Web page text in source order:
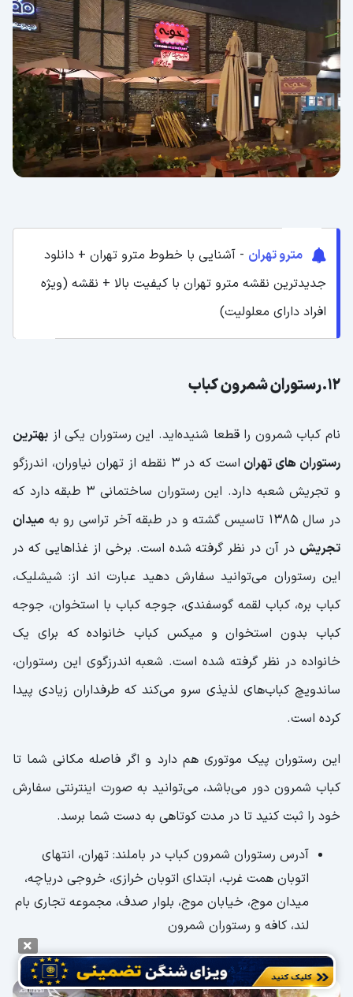
مترو تهران - آشنایی با خطوط مترو تهران + دانلود
جدیدترین نقشه مترو تهران با کیفیت بالا + نقشه (ویژه
افراد دارای معلولیت)
12.رستوران شمرون کباب
نام کباب شمرون را قطعا شنیده‌اید. این رستوران یکی از بهترین
رستوران های تهران
است که در 3 نقطه از تهران نیاوران، اندرزگو
و تجریش شعبه دارد. این رستوران ساختمانی 3 طبقه دارد که
در سال 1385 تاسیس گشته و در طبقه آخر تراسی رو به
میدان
تجریش در آن در نظر گرفته شده است. برخی از غذاهایی که در
این رستوران می‌توانید سفارش دهید عبارت اند از: شیشلیک،
کباب بره، کباب لقمه گوسفندی، جوجه کباب با استخوان، جوجه
کباب بدون استخوان و میکس کباب خانواده که برای یک
خانواده در نظر گرفته شده است. شعبه اندرزگوی این رستوران،
ساندویچ کباب‌های لذیذی سرو می‌کند که طرفداران زیادی پیدا
کرده است.
این رستوران پیک موتوری هم دارد و اگر فاصله مکانی شما تا
کباب شمرون دور می‌باشد، می‌توانید به صورت اینترنتی سفارش
خود را ثبت کنید تا در مدت کوتاهی به دست شما برسد.
آدرس رستوران شمرون کباب در باملند: تهران، انتهای
اتوبان همت غرب، ابتدای اتوبان خرازی، خروجی دریاچه،
میدان موج، خیابان موج، بلوار صدف، مجموعه تجاری بام
لند، کافه و رستوران شمرون